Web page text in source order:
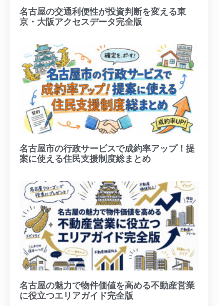
名古屋の交通利便性が投資判断を変える東
京・大阪アクセスデータ完全版
名古屋市の行政サービスで成約率アップ！提
案に使える住民支援制度総まとめ
名古屋の魅力で物件価値を高める不動産営業
に役立つエリアガイド完全版